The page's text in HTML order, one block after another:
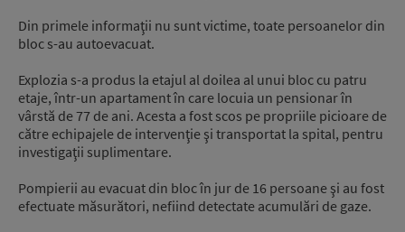
Din primele informaţii nu sunt victime, toate persoanelor din
bloc s-au autoevacuat.
Explozia s-a produs la etajul al doilea al unui bloc cu patru
etaje, într-un apartament în care locuia un pensionar în
vârstă de 77 de ani. Acesta a fost scos pe propriile picioare de
către echipajele de intervenţie şi transportat la spital, pentru
investigaţii suplimentare.
Pompierii au evacuat din bloc în jur de 16 persoane şi au fost
efectuate măsurători, nefiind detectate acumulări de gaze.